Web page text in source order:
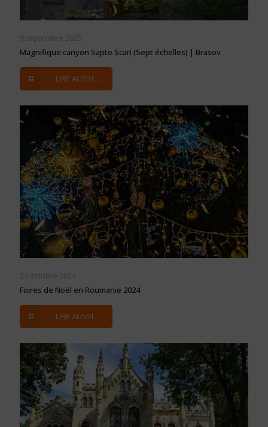
9 septembre 2025
Magnifique canyon Sapte Scari (Sept échelles) | Brasov
LIRE AUSSI ...
24 octobre 2024
Foires de Noël en Roumanie 2024
LIRE AUSSI ...